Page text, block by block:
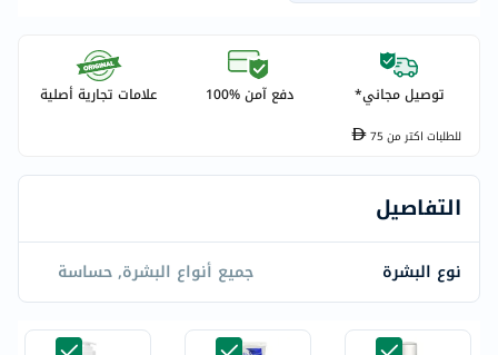
توصيل مجاني* دفع آمن %100 علامات تجارية أصلية
للطلبات اكتر من75
التفاصيل
نوع البشرة جميع أنواع البشرة, حساسة